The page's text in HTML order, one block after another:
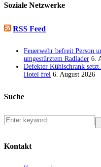
Soziale Netzwerke
RSS Feed
Feuerwehr befreit Person
umgestürztem Radlader 6.
Defekter Kühlschrank
Hotel frei 6. August 2026
Suche
Kontakt